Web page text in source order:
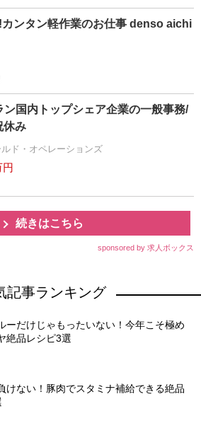
ンタン軽作業のお仕事 denso aichi
ン国内トップシェア企業の一般事務/
休み
ド・オペレーションズ
円
続きはこちら
sponsored by 求人ボックス
記事ランキング
ーだけじゃもったいない！今年こそ極め
絶品レシピ3選
けない！豚肉でスタミナ補給できる絶品